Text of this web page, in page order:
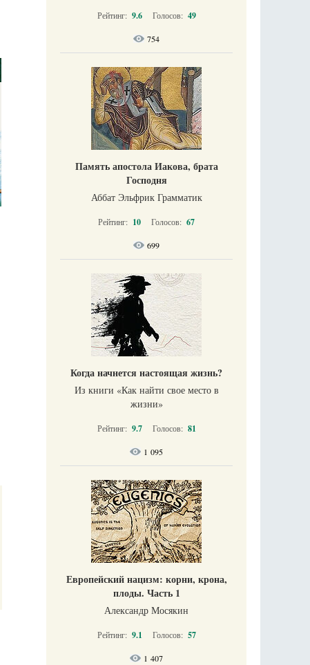
Рейтинг: 9.6 Голосов: 49
754
Память апостола Иакова, брата
Господня
Аббат Эльфрик Грамматик
Рейтинг: 10 Голосов: 67
699
Когда начнется настоящая жизнь?
Из книги «Как найти свое место в
жизни​»
Рейтинг: 9.7 Голосов: 81
1 095
Европейский нацизм: корни, крона,
плоды. Часть 1
Александр Мосякин
Рейтинг: 9.1 Голосов: 57
1 407